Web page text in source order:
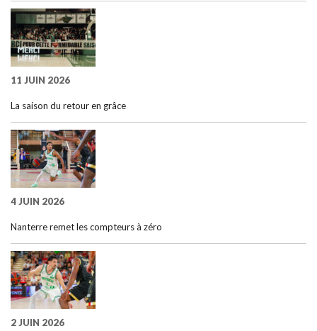
11 JUIN 2026
La saison du retour en grâce
4 JUIN 2026
Nanterre remet les compteurs à zéro
2 JUIN 2026